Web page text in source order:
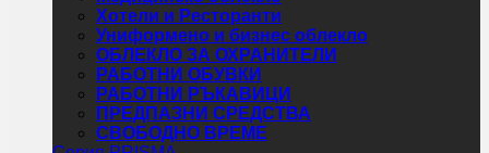
Хотели и Ресторанти
Униформено и бизнес облекло
ОБЛЕКЛО ЗА ОХРАНИТЕЛИ
РАБОТНИ ОБУВКИ
РАБОТНИ РЪКАВИЦИ
ПРЕДПАЗНИ СРЕДСТВА
СВОБОДНО ВРЕМЕ